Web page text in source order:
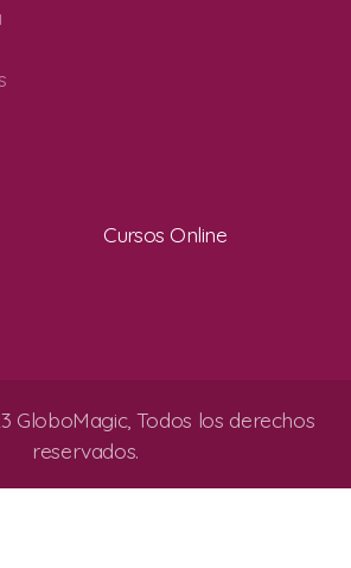
Cursos Online
GloboMagic, Todos los derechos
reservados.